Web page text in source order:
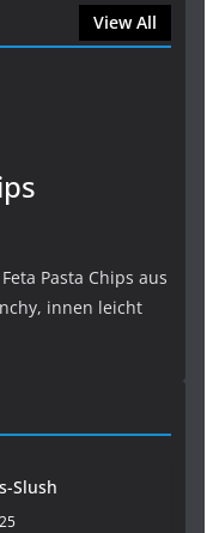
View All
Pasta Chips aus
innen leicht
Slush